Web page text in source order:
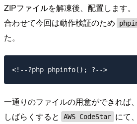
ZIPファイルを解凍後、配置します。
合わせて今回は動作検証のため
た。
一通りのファイルの用意ができれば
しばらくすると
AWS CodeStar にて